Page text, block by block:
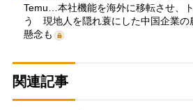
Temu…本社機能を海外に移転させ、
う 現地人を隠れ蓑にした中国企業の
懸念も
関連記事